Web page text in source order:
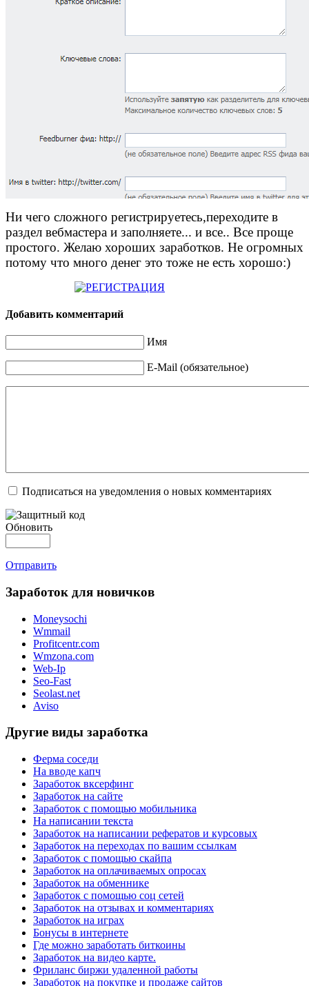
Ни чего сложного регистрируетесь,переходите в
раздел вебмастера и заполняете... и все.. Все проще
простого. Желаю хороших заработков. Не огромных
потому что много денег это тоже не есть хорошо:)
Добавить комментарий
Имя
E-Mail (обязательное)
Подписаться на уведомления о новых комментариях
Обновить
Отправить
Заработок для новичков
Moneysochi
Wmmail
Profitcentr.com
Wmzona.com
Web-Ip
Seo-Fast
Seolast.net
Aviso
Другие виды заработка
Ферма соседи
На вводе капч
Заработок вксерфинг
Заработок на сайте
Заработок с помощью мобильника
На написании текста
Заработок на написании рефератов и курсовых
Заработок на переходах по вашим ссылкам
Заработок с помощью скайпа
Заработок на оплачиваемых опросах
Заработок на обменнике
Заработок с помощью соц сетей
Заработок на отзывах и комментариях
Заработок на играх
Бонусы в интернете
Где можно заработать биткоины
Заработок на видео карте.
Фриланс биржи удаленной работы
Заработок на покупке и продаже сайтов